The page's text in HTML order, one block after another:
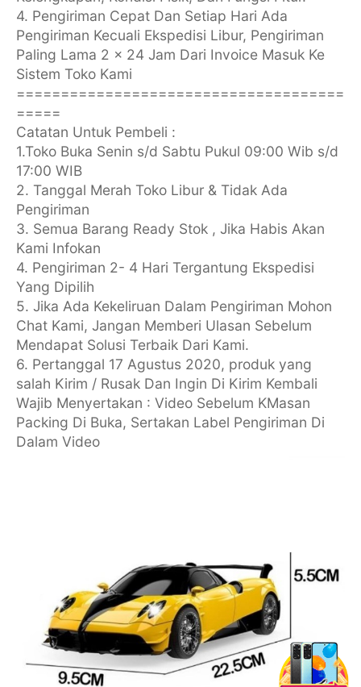
4. Pengiriman Cepat Dan Setiap Hari Ada
Pengiriman Kecuali Ekspedisi Libur, Pengiriman
Paling Lama 2 x 24 Jam Dari Invoice Masuk Ke
Sistem Toko Kami
=====================================
=====
Catatan Untuk Pembeli :
1.Toko Buka Senin s/d Sabtu Pukul 09:00 Wib s/d
17:00 WIB
2. Tanggal Merah Toko Libur & Tidak Ada
Pengiriman
3. Semua Barang Ready Stok , Jika Habis Akan
Kami Infokan
4. Pengiriman 2- 4 Hari Tergantung Ekspedisi
Yang Dipilih
5. Jika Ada Kekeliruan Dalam Pengiriman Mohon
Chat Kami, Jangan Memberi Ulasan Sebelum
Mendapat Solusi Terbaik Dari Kami.
6. Pertanggal 17 Agustus 2020, produk yang
salah Kirim / Rusak Dan Ingin Di Kirim Kembali
Wajib Menyertakan : Video Sebelum KMasan
Packing Di Buka, Sertakan Label Pengiriman Di
Dalam Video